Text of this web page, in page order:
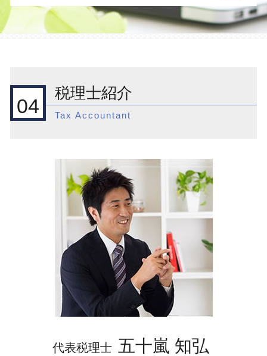
会社設立 資本金
会社設立 流れ
会社設立 メリット 税務
会社設立 メリット 税理士
会社設立 どこで
税務調査 いくらから
税理士 顧問契約 変更
税務調査 確率
相続 税金対策
税務調査 税理士 立会
税務調査 法人
税務調査 いつ 個人
相続 土地
相続 土地 評価
外国子会社合算税制 計算方法
国際税務 外国税額控除
国際税務 租税回避
国際税務 相談
外国税額控除とは
外国 税額 控除 制度
国際税務 租税条約
海外 送金 贈与税
国際税務 節税
国際税務 税理士
外国子会社合算税制 租税負担割合 計算方
租税条約 申請 英語
目黒区 起業支援
新宿区 一般税務
渋谷区 相続対策
渋谷区 一般税務
品川区 一般税務
新宿区 会社設立前 流れ
新宿区 起業支援
新宿区 会社設立後 支援
目黒区 会社設立
目黒区 国際税務相談
品川区 節税対策
目黒区 会社設立後 支援
新宿区 節税対策
目黒区 会社設立前 流れ
渋谷区 会社設立後 支援
04
税理士紹介
Tax Accountant
代表税理士 五十嵐 知弘